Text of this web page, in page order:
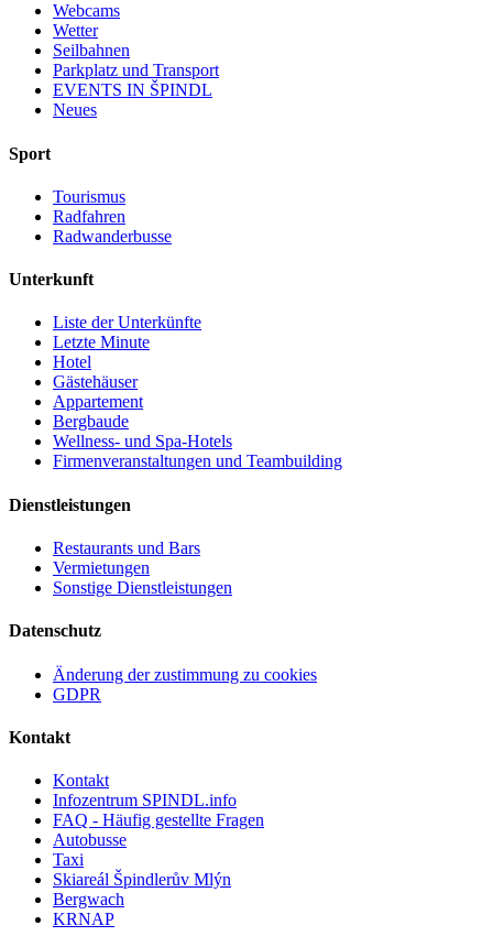
Webcams
Wetter
Seilbahnen
Parkplatz und Transport
EVENTS IN ŠPINDL
Neues
Sport
Tourismus
Radfahren
Radwanderbusse
Unterkunft
Liste der Unterkünfte
Letzte Minute
Hotel
Gästehäuser
Appartement
Bergbaude
Wellness- und Spa-Hotels
Firmenveranstaltungen und Teambuilding
Dienstleistungen
Restaurants und Bars
Vermietungen
Sonstige Dienstleistungen
Datenschutz
Änderung der zustimmung zu cookies
GDPR
Kontakt
Kontakt
Infozentrum SPINDL.info
FAQ - Häufig gestellte Fragen
Autobusse
Taxi
Skiareál Špindlerův Mlýn
Bergwach
KRNAP